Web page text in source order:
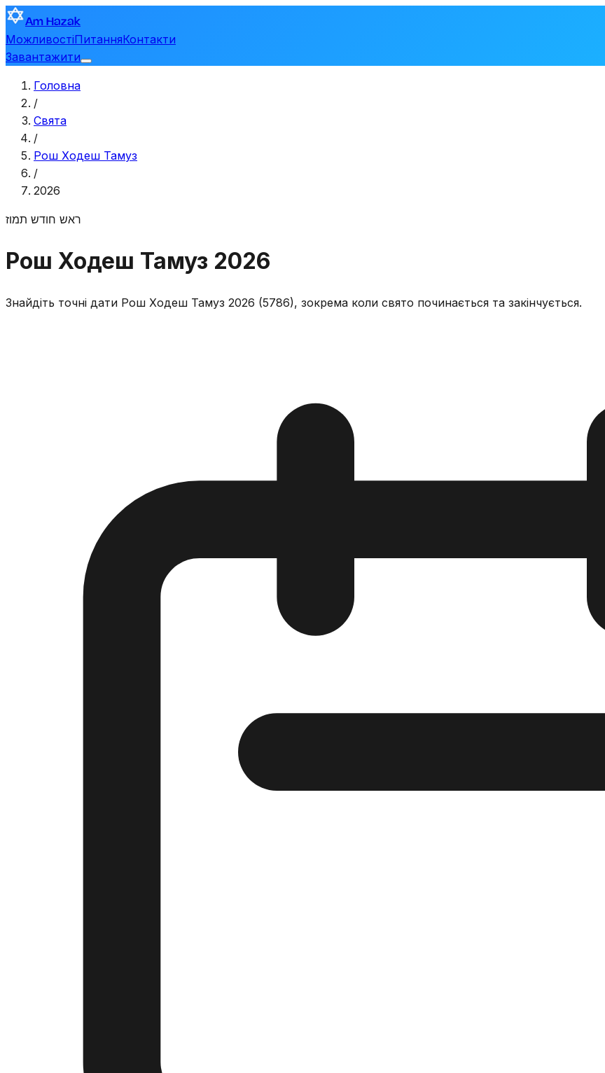
Am Hazak
МожливостіПитанняКонтакти
Завантажити
Головна
/
Свята
/
Рош Ходеш Тамуз
/
2026
ראש חודש תמוז
Рош Ходеш Тамуз 2026
Знайдіть точні дати Рош Ходеш Тамуз 2026 (5786), зокрема коли свято починається та закінчується.